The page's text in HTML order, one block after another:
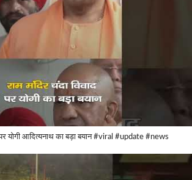
पर योगी आदित्यनाथ का बड़ा बयान #viral #update #news